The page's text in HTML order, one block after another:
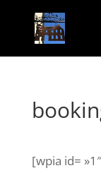
[wpia id=